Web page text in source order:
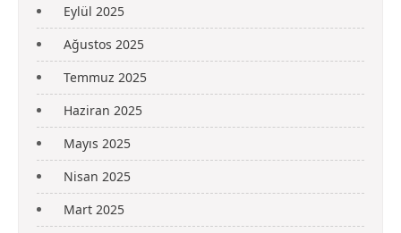
Eylül 2025
Ağustos 2025
Temmuz 2025
Haziran 2025
Mayıs 2025
Nisan 2025
Mart 2025